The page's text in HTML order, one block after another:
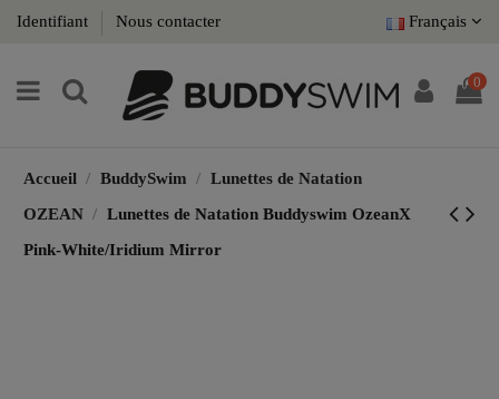
Identifiant Nous contacter Français
0
Accueil BuddySwim
Lunettes de Natation
OZEAN
Lunettes de Natation Buddyswim OzeanX
Pink-White/Iridium Mirror